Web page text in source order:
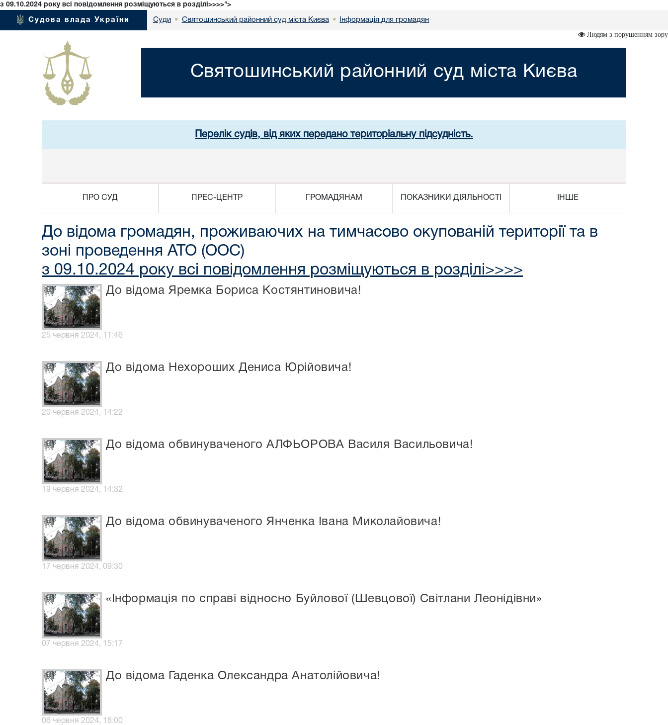
з 09.10.2024 року всі повідомлення розміщуються в розділі>>>>">
Судова влада України Суди • Святошинський районний суд міста Києва • Інформація для громадян
Людям з порушенням зору
Святошинський районний суд міста Києва
Перелік судів, від яких передано територіальну підсудність.
ПРО СУД ПРЕС-ЦЕНТР ГРОМАДЯНАМ ПОКАЗНИКИ ДІЯЛЬНОСТІ ІНШЕ
До відома громадян, проживаючих на тимчасово окупованій території та в
зоні проведення АТО (ООС)
з 09.10.2024 року всі повідомлення розміщуються в розділі>>>>
До відома Яремка Бориса Костянтиновича!
25 червня 2024, 11:46
До відома Нехороших Дениса Юрійовича!
20 червня 2024, 14:22
До відома обвинуваченого АЛФЬОРОВА Василя Васильовича!
19 червня 2024, 14:32
До відома обвинуваченого Янченка Івана Миколайовича!
17 червня 2024, 09:30
«Інформація по справі відносно Буйлової (Шевцової) Світлани Леонідівни»
07 червня 2024, 15:17
До відома Гаденка Олександра Анатолійовича!
06 червня 2024, 18:00